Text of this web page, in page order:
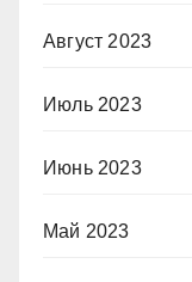
Август 2023
Июль 2023
Июнь 2023
Май 2023